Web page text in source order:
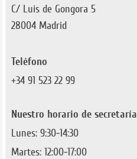
C/ Luis de Gongora 5
28004 Madrid
Teléfono
+34 91 523 22 99
Nuestro horario de secretaría
Lunes: 9:30-14:30
Martes: 12:00-17:00